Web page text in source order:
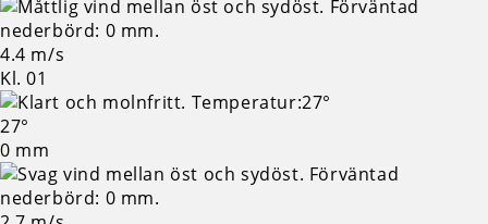
4.4 m/s
Kl. 01
27°
0 mm